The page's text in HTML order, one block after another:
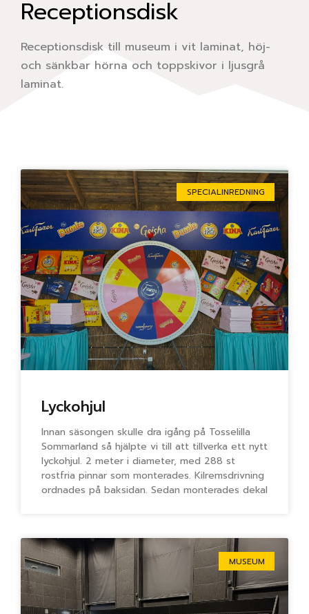
Receptionsdisk
Receptionsdisk till museum i vit laminat, höj-
och sänkbar hörna och toppskivor i ljusgrå
laminat.
SPECIALINREDNING
Lyckohjul
Innan säsongen skulle dra igång på Tosselilla
Sommarland så hjälpte vi till att tillverka ett nytt
lyckohjul. 2 meter i diameter, med 288 st
rostfria pinnar som monterades. Kilremsdrivning
ordnades på baksidan. Sedan monterades dekal
MUSEUM
Sida Sida Sida Sida Sida